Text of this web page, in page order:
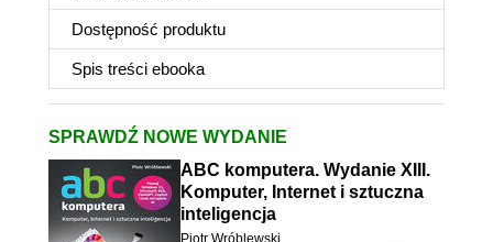
Dostępność produktu
Spis treści ebooka
SPRAWDŹ NOWE WYDANIE
ABC komputera. Wydanie XIII.
Komputer, Internet i sztuczna
inteligencja
Piotr Wróblewski